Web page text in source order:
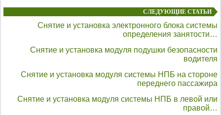
СЛЕДУЮЩИЕ СТАТЬИ
Снятие и установка электронного блока системы
определения занятости…
Снятие и установка модуля подушки безопасности
водителя
Снятие и установка модуля системы НПБ на стороне
переднего пассажира
Снятие и установка модуля системы НПБ в левой или
правой…